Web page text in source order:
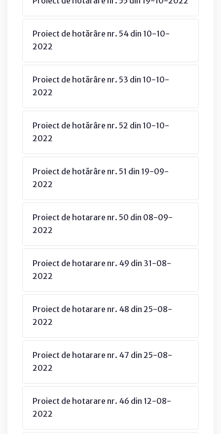
Proiect de hotărâre nr. 54 din 10-10-
2022
Proiect de hotărâre nr. 53 din 10-10-
2022
Proiect de hotărâre nr. 52 din 10-10-
2022
Proiect de hotărâre nr. 51 din 19-09-
2022
Proiect de hotarare nr. 50 din 08-09-
2022
Proiect de hotarare nr. 49 din 31-08-
2022
Proiect de hotarare nr. 48 din 25-08-
2022
Proiect de hotarare nr. 47 din 25-08-
2022
Proiect de hotarare nr. 46 din 12-08-
2022